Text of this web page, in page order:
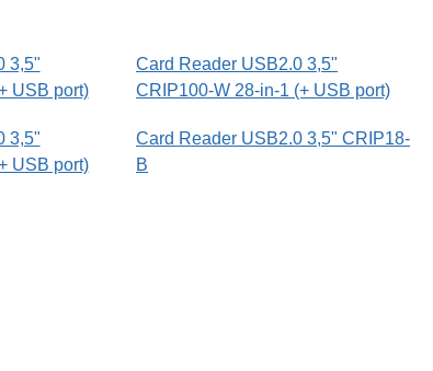
3,5"
USB port)
3,5"
USB port)
Card Reader USB2.0 3,5"
CRIP100-W 28-in-1 (+ USB port)
Card Reader USB2.0 3,5" CRIP18-
B